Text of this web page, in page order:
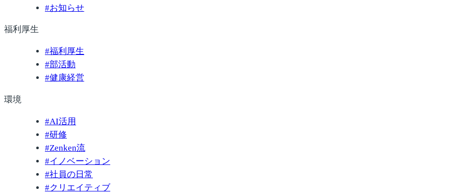
#お知らせ
福利厚生
#福利厚生
#部活動
#健康経営
環境
#AI活用
#研修
#Zenken流
#イノベーション
#社員の日常
#クリエイティブ